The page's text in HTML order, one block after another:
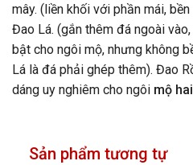
mây. (liền khối với phần mái,
Đao Lá. (gắn thêm đá ngoài
bật cho ngôi mộ, nhưng không
Lá là đá phải ghép thêm). Đao
dáng uy nghiêm cho ngôi mộ
Sản phẩm tương tự